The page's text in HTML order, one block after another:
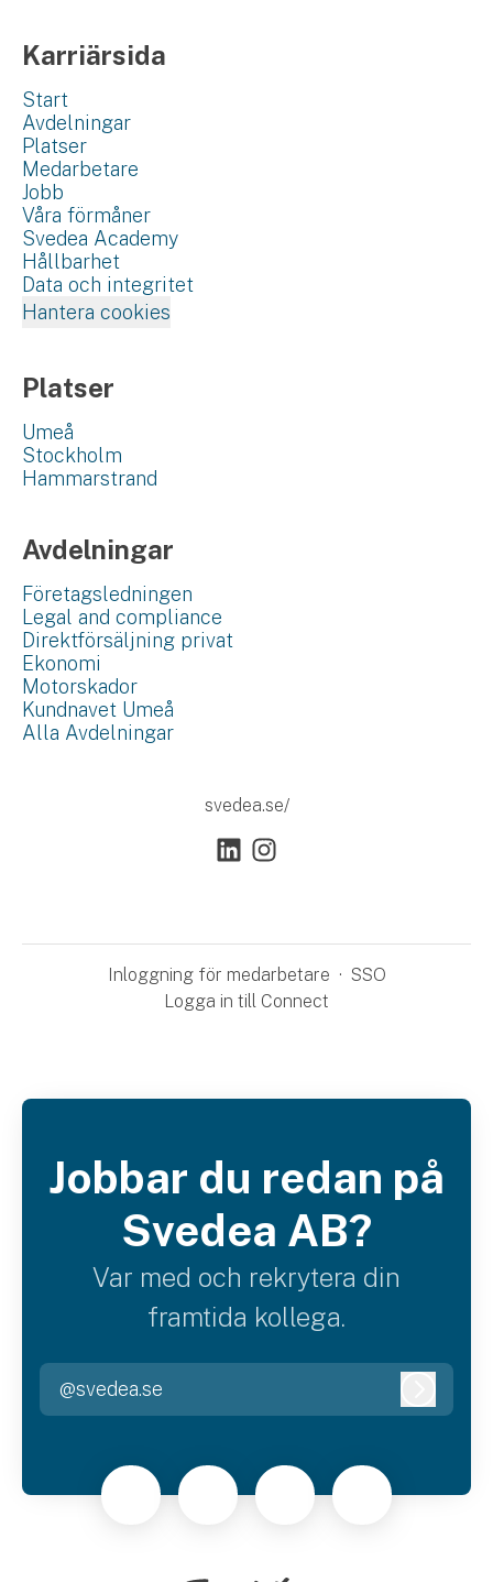
Karriärsida
Start
Avdelningar
Platser
Medarbetare
Jobb
Våra förmåner
Svedea Academy
Hållbarhet
Data och integritet
Hantera cookies
Platser
Umeå
Stockholm
Hammarstrand
Avdelningar
Företagsledningen
Legal and compliance
Direktförsäljning privat
Ekonomi
Motorskador
Kundnavet Umeå
Alla Avdelningar
svedea.se/
Inloggning för medarbetare · SSO
Logga in till Connect
Jobbar du redan på
Svedea AB?
Var med och rekrytera din
framtida kollega.
@svedea.se